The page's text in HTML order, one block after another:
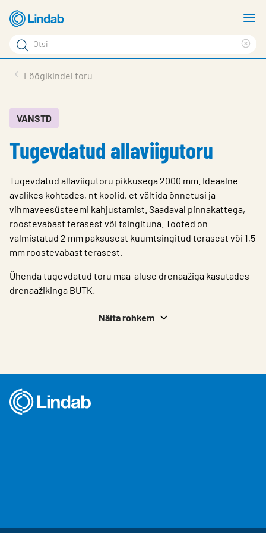
Mine
põhisisu
juurde
Otsi
Otsi
Meist
Kontaktid
Logi sisse
Choose languge
Estonia
Löögikindel toru
VANSTD
Tugevdatud allaviigutoru
Tugevdatud allaviigutoru pikkusega 2000 mm. Ideaalne
avalikes kohtades, nt koolid, et vältida õnnetusi ja
vihmaveesüsteemi kahjustamist. Saadaval pinnakattega,
roostevabast terasest või tsingituna. Tooted on
valmistatud 2 mm paksusest kuumtsingitud terasest või 1,5
mm roostevabast terasest.
Ühenda tugevdatud toru maa-aluse drenaažiga kasutades
drenaažikinga BUTK.
Näita rohkem